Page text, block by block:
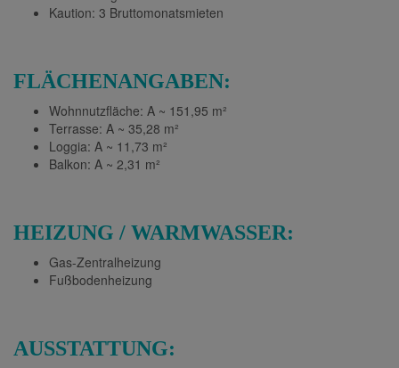
Kaution: 3 Bruttomonatsmieten
FLÄCHENANGABEN:
Wohnnutzfläche: A ~ 151,95 m²
Terrasse: A ~ 35,28 m²
Loggia: A ~ 11,73 m²
Balkon: A ~ 2,31 m²
HEIZUNG / WARMWASSER:
Gas-Zentralheizung
Fußbodenheizung
AUSSTATTUNG: